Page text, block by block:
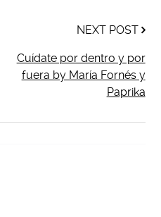
NEXT POST
Cuídate por dentro y por
fuera by María Fornés y
Paprika